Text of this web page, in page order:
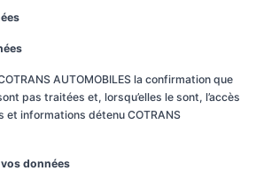
AUTOMOBILES la confirmation que
pas traitées et, lorsqu’elles le sont, l’accès
et informations détenu COTRANS
données